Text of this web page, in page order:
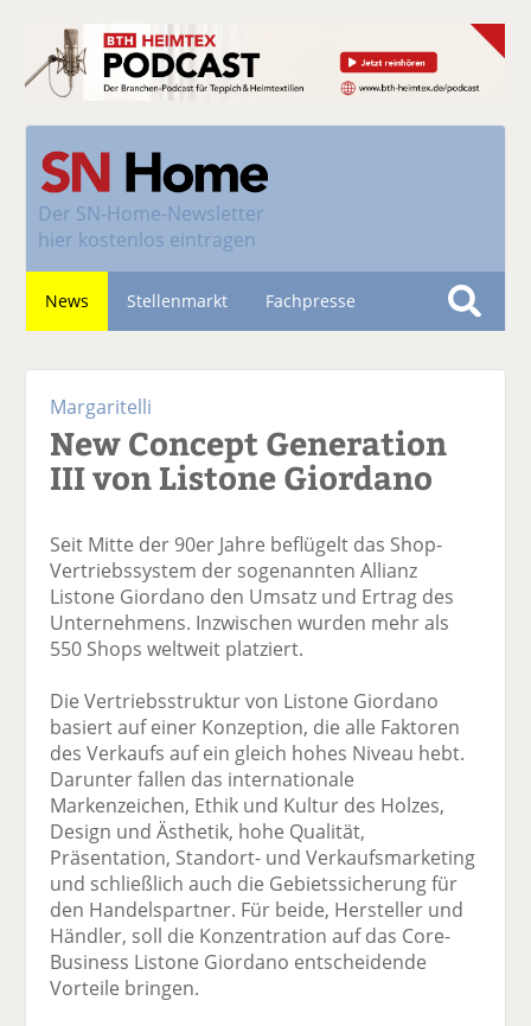
Der SN-Home-Newsletter
hier kostenlos eintragen
News Stellenmarkt Fachpresse
S
e
Margaritelli
New Concept Generation
III von Listone Giordano
Seit Mitte der 90er Jahre beflügelt das Shop-
Vertriebssystem der sogenannten Allianz
Listone Giordano den Umsatz und Ertrag des
Unternehmens. Inzwischen wurden mehr als
550 Shops weltweit platziert.
Die Vertriebsstruktur von Listone Giordano
basiert auf einer Konzeption, die alle Faktoren
des Verkaufs auf ein gleich hohes Niveau hebt.
Darunter fallen das internationale
Markenzeichen, Ethik und Kultur des Holzes,
Design und Ästhetik, hohe Qualität,
Präsentation, Standort- und Verkaufsmarketing
und schließlich auch die Gebietssicherung für
den Handelspartner. Für beide, Hersteller und
Händler, soll die Konzentration auf das Core-
Business Listone Giordano entscheidende
Vorteile bringen.